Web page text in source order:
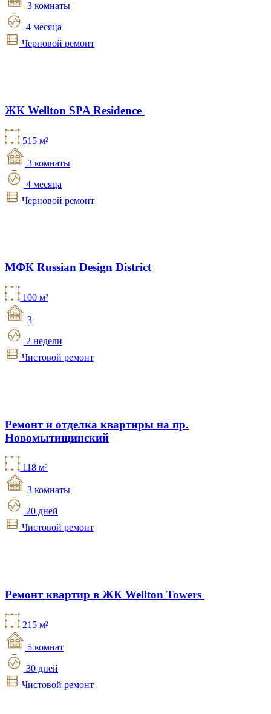
3 комнаты
4 месяца
Черновой ремонт
ЖК Wellton SPA Residence
515 м²
3 комнаты
4 месяца
Черновой ремонт
МФК Russian Design District
100 м²
3
2 недели
Чистовой ремонт
Ремонт и отделка квартиры на пр.
Новомытищинский
118 м²
3 комнаты
20 дней
Чистовой ремонт
Ремонт квартир в ЖК Wellton Towers
215 м²
5 комнат
30 дней
Чистовой ремонт